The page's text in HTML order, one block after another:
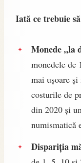
Iată ce trebuie
Monede „la
monedele
mai ușoare
costurile de
din 2020 și
numismatică
Dispariția